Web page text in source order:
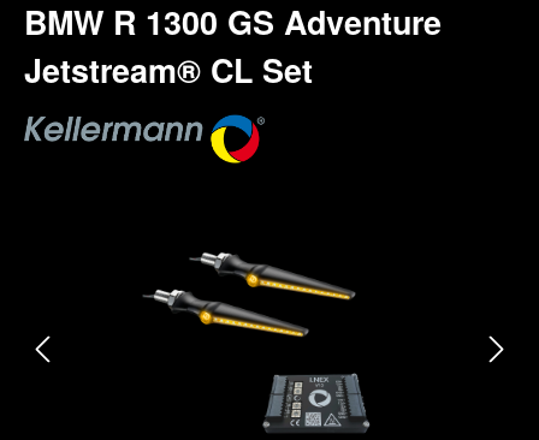
BMW R 1300 GS Adventure
Jetstream® CL Set